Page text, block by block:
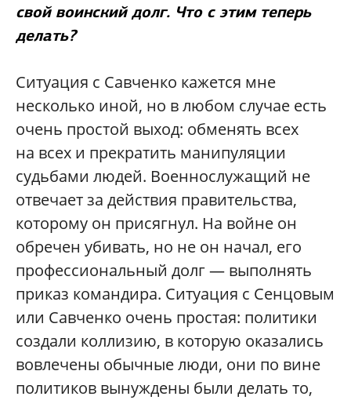
свой воинский долг. Что с этим теперь
делать?
Ситуация с Савченко кажется мне
несколько иной, но в любом случае есть
очень простой выход: обменять всех
на всех и прекратить манипуляции
судьбами людей. Военнослужащий не
отвечает за действия правительства,
которому он присягнул. На войне он
обречен убивать, но не он начал, его
профессиональный долг — выполнять
приказ командира. Ситуация с Сенцовым
или Савченко очень простая: политики
создали коллизию, в которую оказались
вовлечены обычные люди, они по вине
политиков вынуждены были делать то,